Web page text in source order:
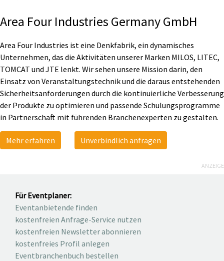
Area Four Industries Germany GmbH
Area Four Industries ist eine Denkfabrik, ein dynamisches
Unternehmen, das die Aktivitäten unserer Marken MILOS, LITEC,
TOMCAT und JTE lenkt. Wir sehen unsere Mission darin, den
Einsatz von Veranstaltungstechnik und die daraus entstehenden
Sicherheitsanforderungen durch die kontinuierliche Verbesserung
der Produkte zu optimieren und passende Schulungsprogramme
in Partnerschaft mit führenden Branchenexperten zu gestalten.
Mehr erfahren Unverbindlich anfragen
ANZEIGE
Für Eventplaner:
Eventanbietende finden
kostenfreien Anfrage-Service nutzen
kostenfreien Newsletter abonnieren
kostenfreies Profil anlegen
Eventbranchenbuch bestellen